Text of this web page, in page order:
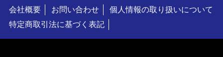
会社概要 お問い合わせ
個人情報の取り扱いについて
特定商取引法に基づく表記